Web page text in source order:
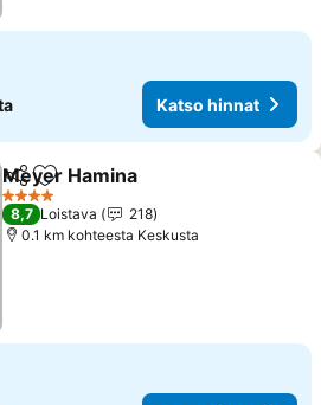
Katso hinnat
Jaa Lisää suosikkeihin
Meyer Hamina
4 Tähtiluokitus
8,7 Loistava
218
0.1 km kohteesta Keskusta